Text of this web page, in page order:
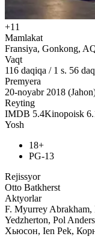
+11
Mamlakat
Fransiya, Gonkong,
Vaqt
116 daqiqa / 1 s. 56
Premyera
20-noyabr 2018
Reyting
IMDB 5.4Kinopoisk
Yosh
18+
PG-13
Rejissyor
Otto Batkherst
Aktyorlar
F. Myurrey Abrakham,
Yedzherton, Pol
Хьюсон, Ien Pek,